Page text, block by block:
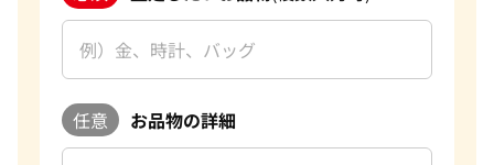
任意 お品物の詳細